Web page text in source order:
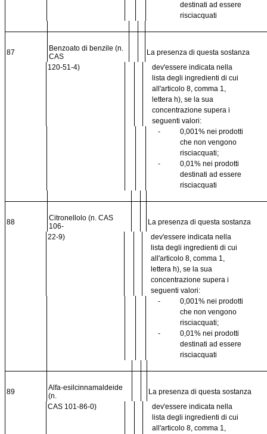
destinati ad essere
risciacquati
87
Benzoato di benzile (n.
CAS
La presenza di questa sostanza
120-51-4)
dev'essere indicata nella
lista degli ingredienti di cui
all'articolo 8, comma 1,
lettera h), se la sua
concentrazione supera i
seguenti valori:
-
0,001% nei prodotti
che non vengono
risciacquati;
-
0,01% nei prodotti
destinati ad essere
risciacquati
88
Citronellolo (n. CAS
106-
La presenza di questa sostanza
22-9)
dev'essere indicata nella
lista degli ingredienti di cui
all'articolo 8, comma 1,
lettera h), se la sua
concentrazione supera i
seguenti valori:
-
0,001% nei prodotti
che non vengono
risciacquati;
-
0,01% nei prodotti
destinati ad essere
risciacquati
89
Alfa-esilcinnamaldeide
(n.
La presenza di questa sostanza
CAS 101-86-0)
dev'essere indicata nella
lista degli ingredienti di cui
all'articolo 8, comma 1,